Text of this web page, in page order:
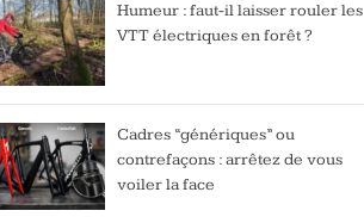
Humeur : faut-il laisser rouler les
VTT électriques en forêt ?
Cadres “génériques” ou
contrefaçons : arrêtez de vous
voiler la face